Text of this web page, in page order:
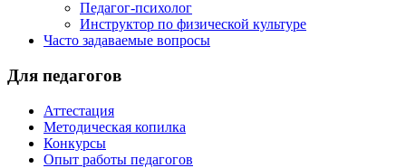
Педагог-психолог
Инструктор по физической культуре
Часто задаваемые вопросы
Для педагогов
Аттестация
Методическая копилка
Конкурсы
Опыт работы педагогов